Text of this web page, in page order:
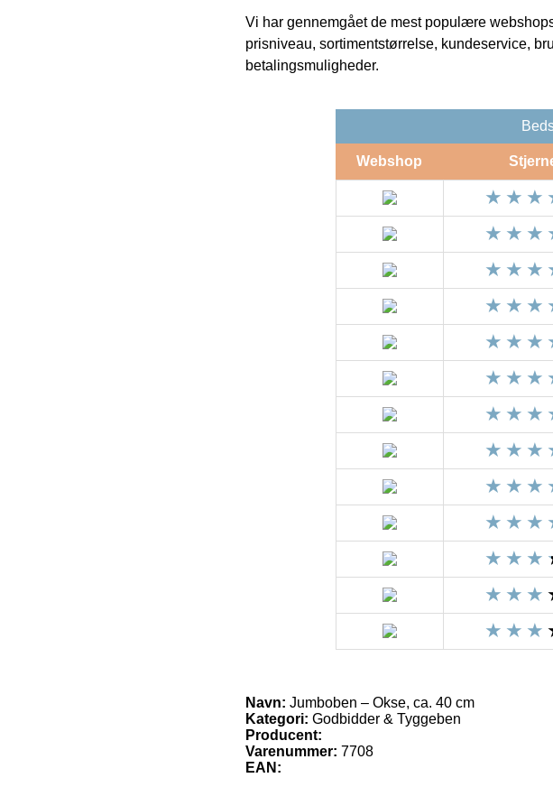
Vi har gennemgået de mest populære
prisniveau, sortimentstørrelse, kundeservice,
betalingsmuligheder.
Webshop
Navn: Jumboben – Okse, ca. 40 cm
Kategori: Godbidder & Tyggeben
Producent:
Varenummer: 7708
EAN: